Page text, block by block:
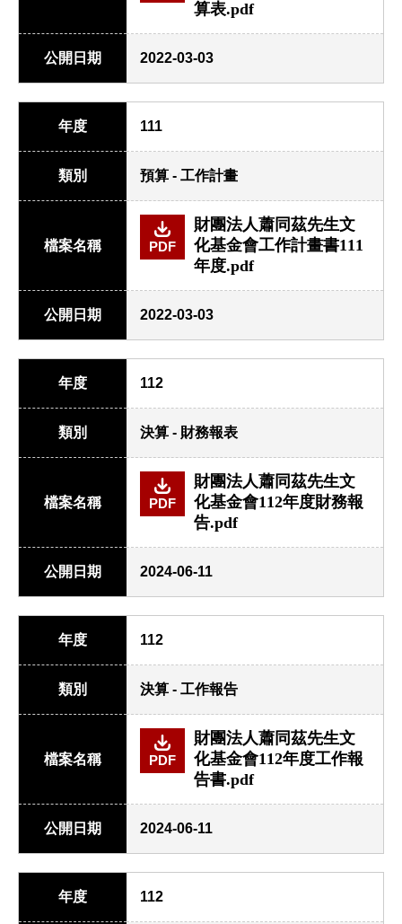
算表.pdf
公開日期 2022-03-03
年度 111
類別 預算 - 工作計畫
檔案名稱 PDF
財團法人蕭同茲先生文
化基金會工作計畫書111
年度.pdf
公開日期 2022-03-03
年度 112
類別 決算 - 財務報表
檔案名稱 PDF
財團法人蕭同茲先生文
化基金會112年度財務報
告.pdf
公開日期 2024-06-11
年度 112
類別 決算 - 工作報告
檔案名稱 PDF
財團法人蕭同茲先生文
化基金會112年度工作報
告書.pdf
公開日期 2024-06-11
年度 112